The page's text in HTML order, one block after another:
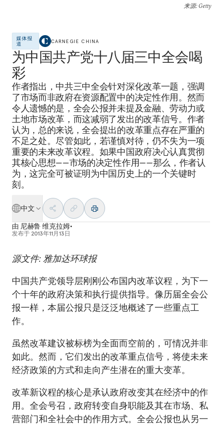
来源: Getty
媒体报
道
CARNEGIE CHINA
为中国共产党十八届三中全会喝
彩
作者指出，中共三中全会针对深化改革一题，强调
了市场而非政府在资源配置中的决定性作用。然而
令人遗憾的是，全会公报并未提及金融、劳动力或
土地市场改革，而这减弱了发出的改革信号。作者
认为，总的来说，全会提出的改革重点存在严重的
不足之处。尽管如此，若谨慎对待，仍不失为一项
重要的未来改革议程。如果中国政府决心认真贯彻
其核心思想——市场的决定性作用——那么，作者认
为，这完全可被证明为中国历史上的一个关键时
刻。
中文
由 尼赫鲁 维克拉姆•
发布于 2013年11月13日
源文件: 雅加达环球报
中国共产党领导层刚刚公布国内改革议程，为下一
个十年的政府决策和执行提供指导。像历届全会公
报一样，本届公报只是泛泛地概述了一些重点工
作。
虽然改革建议被标榜为全面而空前的，可情况并非
如此。然而，它们发出的改革重点信号，将使未来
经济政策的方式和走向产生潜在的重大变革。
改革新议程的核心是承认政府改变其在经济中的作
用。全会号召，政府转变自身职能及其在市场、私
营部门和全社会中的作用方式。全会公报也从另一